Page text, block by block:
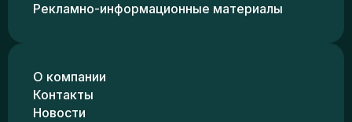
Рекламно-информационные материалы
О компании
Контакты
Новости